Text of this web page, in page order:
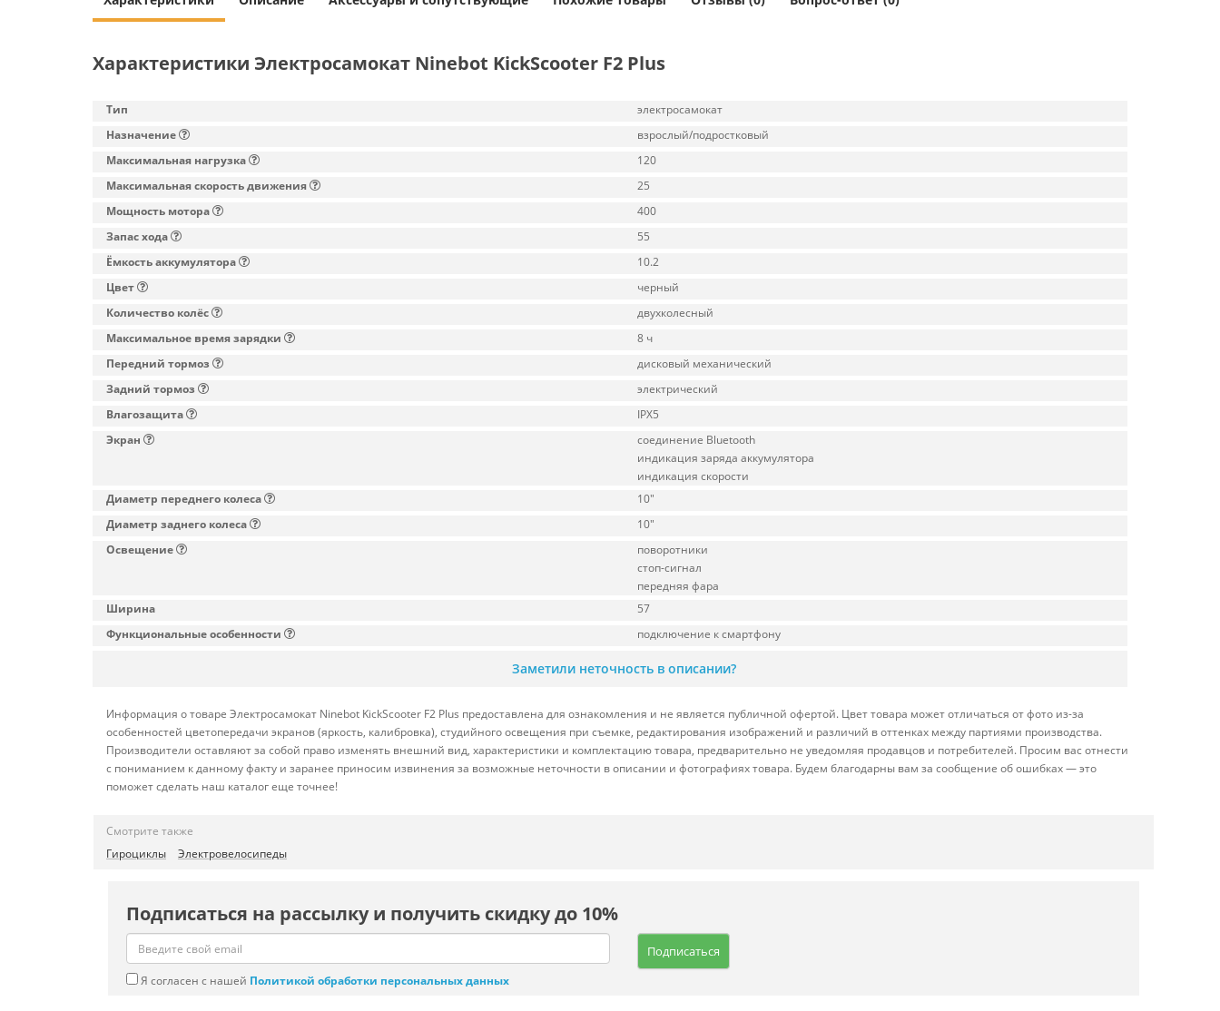
Характеристики Электросамокат Ninebot KickScooter F2 Plus
Тип
электросамокат
Назначение
взрослый/подростковый
Максимальная нагрузка
120
Максимальная скорость движения
25
Мощность мотора
400
Запас хода
55
Ёмкость аккумулятора
10.2
Цвет
черный
Количество колёс
двухколесный
Максимальное время зарядки
8 ч
Передний тормоз
дисковый механический
Задний тормоз
электрический
Влагозащита
IPX5
Экран
соединение Bluetooth
индикация заряда аккумулятора
индикация скорости
Диаметр переднего колеса
10"
Диаметр заднего колеса
10"
Освещение
поворотники
стоп-сигнал
передняя фара
Ширина
57
Функциональные особенности
подключение к смартфону
Заметили неточность в описании?
Информация о товаре Электросамокат Ninebot KickScooter F2 Plus предоставлена для ознакомления и не является публичной офертой. Цвет товара может отличаться от фото из-за
особенностей цветопередачи экранов (яркость, калибровка), студийного освещения при съемке, редактирования изображений и различий в оттенках между партиями производства.
Производители оставляют за собой право изменять внешний вид, характеристики и комплектацию товара, предварительно не уведомляя продавцов и потребителей. Просим вас отнестись
с пониманием к данному факту и заранее приносим извинения за возможные неточности в описании и фотографиях товара. Будем благодарны вам за сообщение об ошибках — это
поможет сделать наш каталог еще точнее!
Смотрите также
Гироциклы
Электровелосипеды
Подписаться на рассылку и получить скидку до 10%
Подписаться
Я согласен с нашей Политикой обработки персональных данных